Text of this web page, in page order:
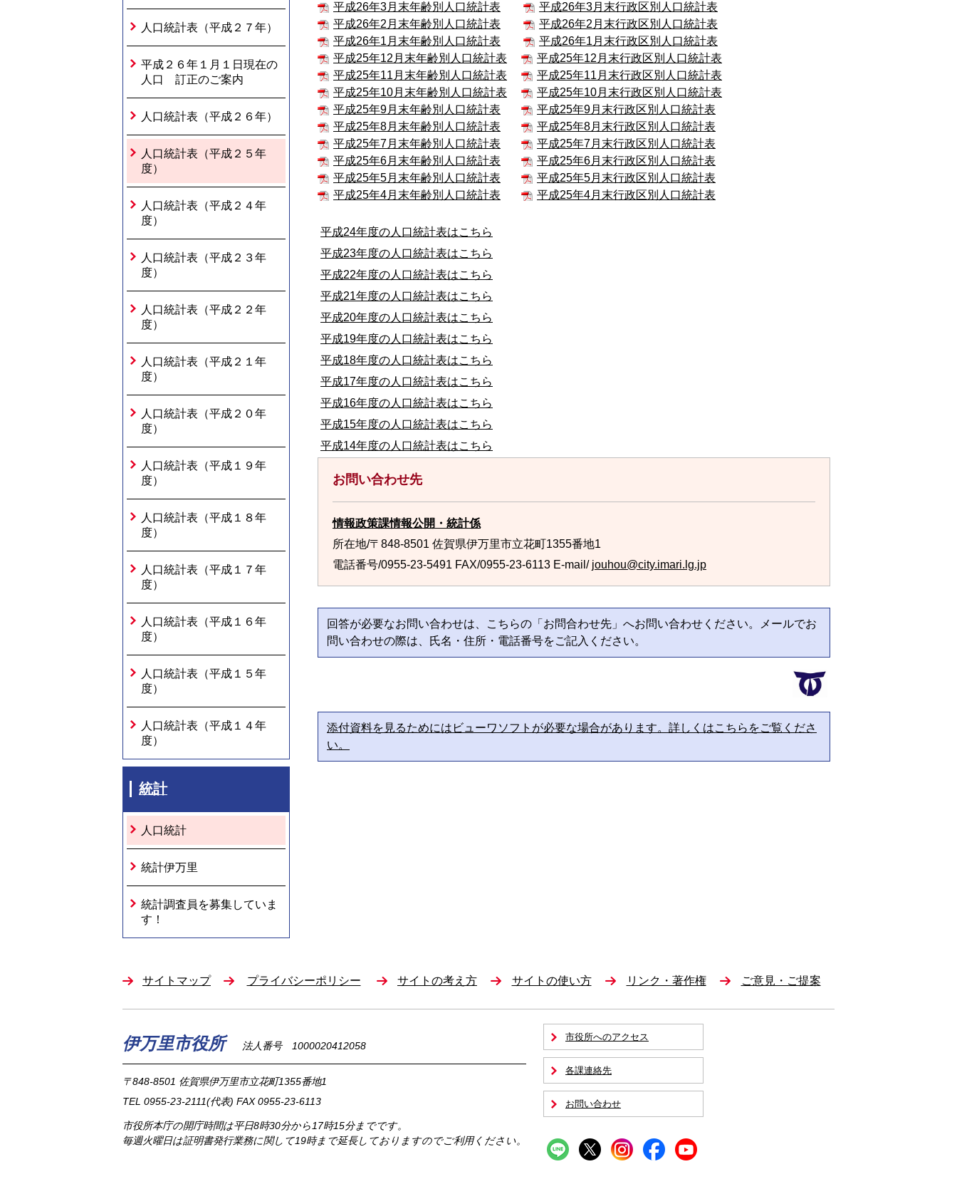
人口統計表（平成２７年）
平成２６年１月１日現在の
人口 訂正のご案内
人口統計表（平成２６年）
人口統計表（平成２５年
度）
人口統計表（平成２４年
度）
人口統計表（平成２３年
度）
人口統計表（平成２２年
度）
人口統計表（平成２１年
度）
人口統計表（平成２０年
度）
人口統計表（平成１９年
度）
人口統計表（平成１８年
度）
人口統計表（平成１７年
度）
人口統計表（平成１６年
度）
人口統計表（平成１５年
度）
人口統計表（平成１４年
度）
統計
人口統計
統計伊万里
統計調査員を募集していま
す！
平成26年3月末年齢別人口統計表
平成26年3月末行政区別人口統計表
平成26年2月末年齢別人口統計表
平成26年2月末行政区別人口統計表
平成26年1月末年齢別人口統計表
平成26年1月末行政区別人口統計表
平成25年12月末年齢別人口統計表
平成25年12月末行政区別人口統計表
平成25年11月末年齢別人口統計表
平成25年10月末年齢別人口統計表
平成25年9月末年齢別人口統計表
平成25年8月末年齢別人口統計表
平成25年7月末年齢別人口統計表
平成25年6月末年齢別人口統計表
平成25年5月末年齢別人口統計表
平成25年4月末年齢別人口統計表
平成25年11月末行政区別人口統計表
平成25年10月末行政区別人口統計表
平成25年9月末行政区別人口統計表
平成25年8月末行政区別人口統計表
平成25年7月末行政区別人口統計表
平成25年6月末行政区別人口統計表
平成25年5月末行政区別人口統計表
平成25年4月末行政区別人口統計表
平成24年度の人口統計表はこちら
平成23年度の人口統計表はこちら
平成22年度の人口統計表はこちら
平成21年度の人口統計表はこちら
平成20年度の人口統計表はこちら
平成19年度の人口統計表はこちら
平成18年度の人口統計表はこちら
平成17年度の人口統計表はこちら
平成16年度の人口統計表はこちら
平成15年度の人口統計表はこちら
平成14年度の人口統計表はこちら
お問い合わせ先
情報政策課情報公開・統計係
所在地/〒848-8501 佐賀県伊万里市立花町1355番地1
電話番号/0955-23-5491 FAX/0955-23-6113 E-mail/ jouhou@city.imari.lg.jp
回答が必要なお問い合わせは、こちらの「お問合わせ先」へお問い合わせください。メールでお
問い合わせの際は、氏名・住所・電話番号をご記入ください。
添付資料を見るためにはビューワソフトが必要な場合があります。詳しくはこちらをご覧くださ
い。
サイトマップ プライバシーポリシー サイトの考え方 サイトの使い方 リンク・著作権 ご意見・ご提案
伊万里市役所 法人番号 1000020412058
〒848-8501 佐賀県伊万里市立花町1355番地1
TEL 0955-23-2111(代表) FAX 0955-23-6113
市役所本庁の開庁時間は平日8時30分から17時15分までです。
毎週火曜日は証明書発行業務に関して19時まで延長しておりますのでご利用ください。
市役所へのアクセス
各課連絡先
お問い合わせ